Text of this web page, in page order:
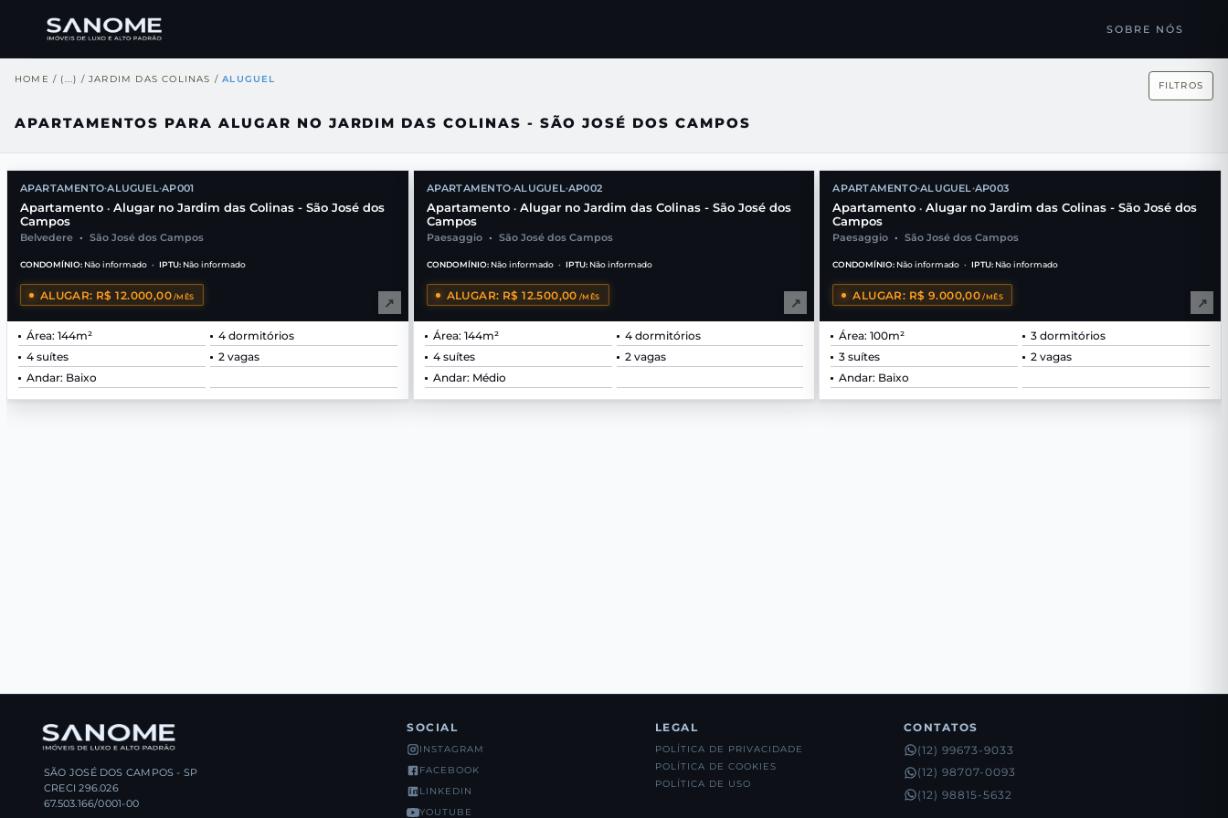
SOBRE NÓS
HOME / (...) / JARDIM DAS COLINAS / ALUGUEL
FILTROS
APARTAMENTOS PARA ALUGAR NO JARDIM DAS COLINAS - SÃO JOSÉ DOS CAMPOS
APARTAMENTO•ALUGUEL•AP001
Apartamento •Alugar no Jardim das Colinas - São José dos
Campos
Belvedere • São José dos Campos
CONDOMÍNIO:Não informado • IPTU:Não informado
ALUGAR: R$ 12.000,00 /MÊS ↗
Área: 144m²
4 dormitórios
4 suítes
2 vagas
Andar: Baixo
APARTAMENTO•ALUGUEL•AP002
Apartamento •Alugar no Jardim das Colinas - São José dos
Campos
Paesaggio • São José dos Campos
CONDOMÍNIO:Não informado • IPTU:Não informado
ALUGAR: R$ 12.500,00 /MÊS ↗
Área: 144m²
4 dormitórios
4 suítes
2 vagas
Andar: Médio
APARTAMENTO•ALUGUEL•AP003
Apartamento• Alugar no Jardim das Colinas - São José dos
Campos
Paesaggio • São José dos Campos
CONDOMÍNIO: Não informado • IPTU: Não informado
ALUGAR: R$ 9.000,00 /MÊS ↗
Área: 100m²
3 dormitórios
3 suítes
2 vagas
Andar: Baixo
SÃO JOSÉ DOS CAMPOS - SP
CRECI 296.026
67.503.166/0001-00
SOCIAL
INSTAGRAM
FACEBOOK
LINKEDIN
YOUTUBE
LEGAL
POLÍTICA DE PRIVACIDADE
POLÍTICA DE COOKIES
POLÍTICA DE USO
CONTATOS
(12) 99673-9033
(12) 98707-0093
(12) 98815-5632